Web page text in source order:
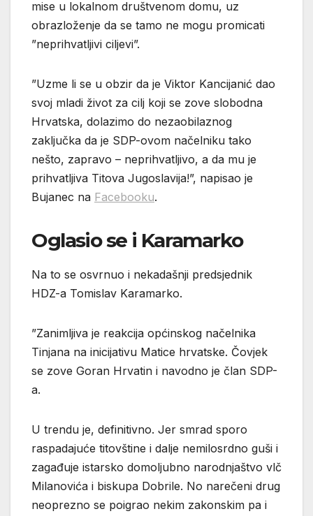
mise u lokalnom društvenom domu, uz
obrazloženje da se tamo ne mogu promicati
”neprihvatljivi ciljevi”.
”Uzme li se u obzir da je Viktor Kancijanić dao
svoj mladi život za cilj koji se zove slobodna
Hrvatska, dolazimo do nezaobilaznog
zaključka da je SDP-ovom načelniku tako
nešto, zapravo – neprihvatljivo, a da mu je
prihvatljiva Titova Jugoslavija!”, napisao je
Bujanec na Facebooku.
Oglasio se i Karamarko
Na to se osvrnuo i nekadašnji predsjednik
HDZ-a Tomislav Karamarko.
”Zanimljiva je reakcija općinskog načelnika
Tinjana na inicijativu Matice hrvatske. Čovjek
se zove Goran Hrvatin i navodno je član SDP-
a.
U trendu je, definitivno. Jer smrad sporo
raspadajuće titovštine i dalje nemilosrdno guši i
zagađuje istarsko domoljubno narodnjaštvo vlč
Milanovića i biskupa Dobrile. No narečeni drug
neoprezno se poigrao nekim zakonskim pa i